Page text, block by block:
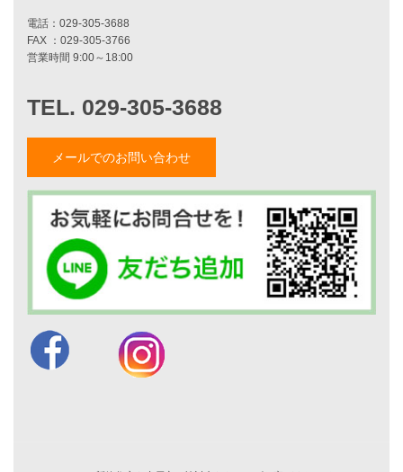
家づくりナイスホームズの家づくり
エコハウス
耐震性能
7つのポイント
二世帯住宅をお考えの方へ
リフォームをお考えの方へ
施工事例一覧
家づくりストーリー
お客様の声
家づくりナイスホームズについて
家づくりへの想い
メールでのお問い合わせ